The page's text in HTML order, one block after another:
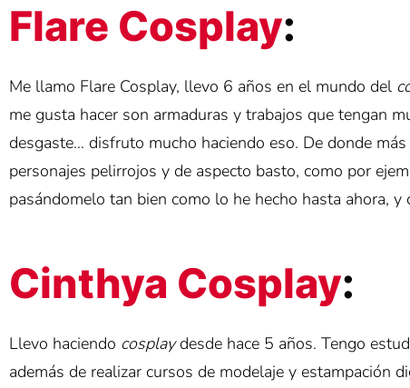
Flare Cosplay:
Me llamo Flare Cosplay, llevo 6 años en el mundo del
me gusta hacer son armaduras y trabajos que tengan
desgaste… disfruto mucho haciendo eso. De donde
personajes pelirrojos y de aspecto basto, como por
pasándomelo tan bien como lo he hecho hasta ahora, y
Cinthya Cosplay:
Llevo haciendo cosplaydesde hace 5 años. Tengo
además de realizar cursos de modelaje y estampación